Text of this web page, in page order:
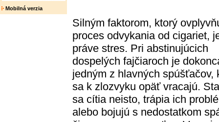
Mobilná verzia
Silným faktorom, ktorý
proces odvykania od cigariet,
práve stres. Pri abstinujúcich
dospelých fajčiaroch je
jedným z hlavných spúšťačov,
sa k zlozvyku opäť vracajú.
sa cítia neisto, trápia ich
alebo bojujú s nedostatkom